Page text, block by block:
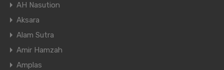
AH Nasution
Aksara
Alam Sutra
Amir Hamzah
Amplas